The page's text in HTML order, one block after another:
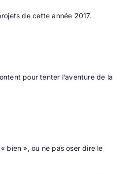
de cette année 2017.
pour tenter l’aventure de la
bien », ou ne pas oser dire le